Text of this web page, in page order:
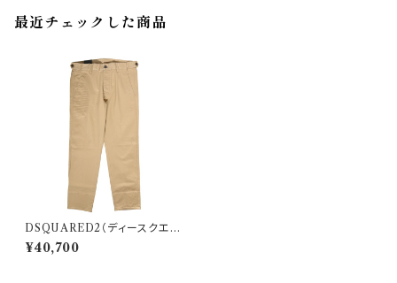
最近チェックした商品
DSQUARED2（ディースクエア
ード） パンツ S74KB0462 26
645
¥40,700